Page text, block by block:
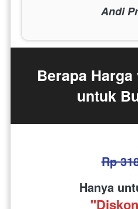
Andi
Berapa
untuk
Rp
Hanya